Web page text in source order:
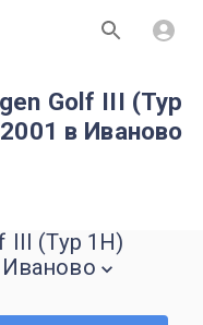
Golf III (Typ
в Иваново
III (Typ 1H)
Иваново